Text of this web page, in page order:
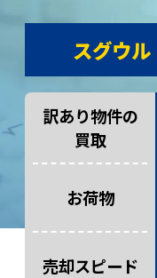
スグウル
訳あり物件の
買取
お荷物
売却スピード